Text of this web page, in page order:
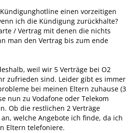
einen vorzeitigen
ich die Kündigung zurückhalte?
/ Vertrag mit denen die nichts
man den Vertrag bis zum ende
weil wir 5 Verträge bei O2
zufrieden sind. Leider gibt es immer
bei meinen Eltern zuhause (3
nun zu Vodafone oder Telekom
Ob die restlichen 2 Verträge
welche Angebote ich finde, da ich
Eltern telefoniere.